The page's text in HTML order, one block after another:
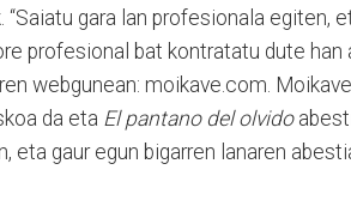
“Saiatu gara lan profesionala egiten,
profesional bat kontratatu dute
webgunean: moikave.com.
da eta El pantano del olvido
eta gaur egun bigarren lanaren